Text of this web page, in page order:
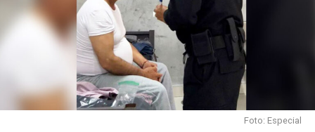
Foto: Especial